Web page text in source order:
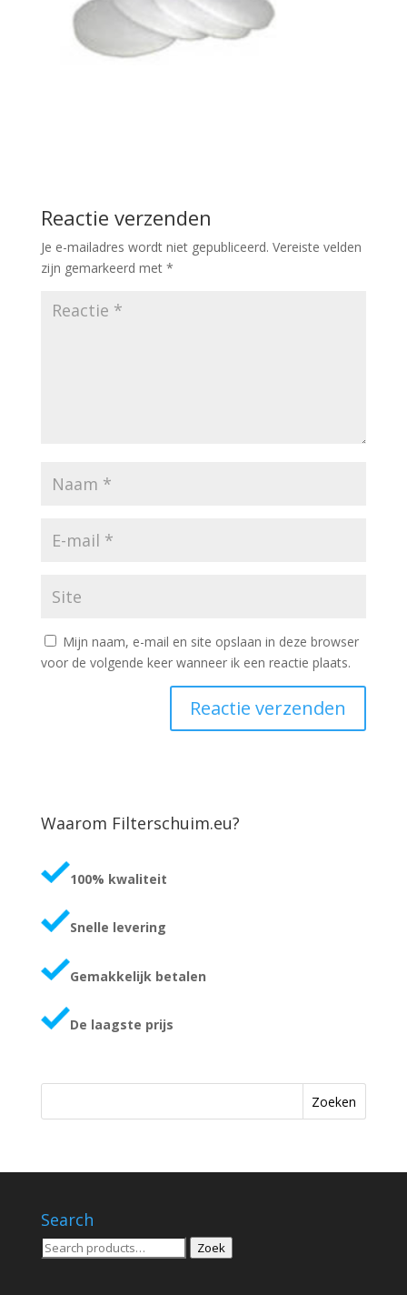
Reactie verzenden
Je e-mailadres wordt niet gepubliceerd. Vereiste velden
zijn gemarkeerd met *
Mijn naam, e-mail en site opslaan in deze browser
voor de volgende keer wanneer ik een reactie plaats.
Waarom Filterschuim.eu?
100% kwaliteit
Snelle levering
Gemakkelijk betalen
De laagste prijs
Zoeken
Search
Zoeken
Zoek